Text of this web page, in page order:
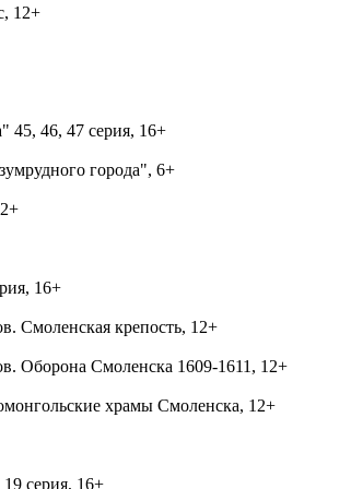
12+
45, 46, 47 серия, 16+
города", 6+
16+
Смоленская крепость, 12+
Оборона Смоленска 1609-1611, 12+
храмы Смоленска, 12+
серия, 16+